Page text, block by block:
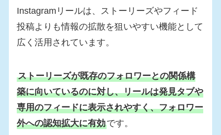
Instagramリールは、ストーリーズやフィード
投稿よりも情報の拡散を狙いやすい機能として
広く活用されています。
ストーリーズが既存のフォロワーとの関係構
築に向いているのに対し、リールは発見タブや
専用のフィードに表示されやすく、フォロワー
外への認知拡大に有効です。